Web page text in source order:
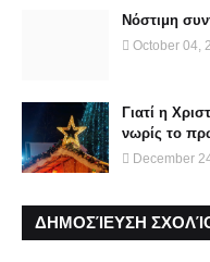
Νόστιμη
October 04,
Γιατί η
νωρίς το
December
ΔΗΜΟΣΊΕΥΣΗ